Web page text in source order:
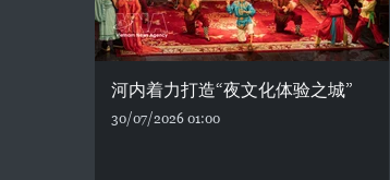
河内着力打造“夜文化体验之城”
30/07/2026 01:00